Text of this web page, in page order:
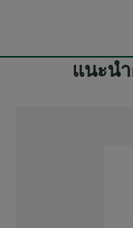
แนะน